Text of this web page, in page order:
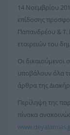
14 Νοεμβρίου
επίδοσης
Παπανδρέου & Τ.
εταιρειών του
Οι δικαιούμενοι
υποβάλουν όλα
άρθρα της
Περίληψη της
πίνακα